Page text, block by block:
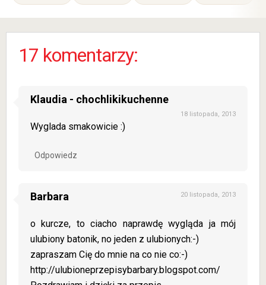
białek.
piekarni!
Przepyszne,
17 komentarzy:
Klaudia - chochlikikuchenne
18 listopada, 2013
Wyglada smakowicie :)
Odpowiedz
Barbara 20 listopada, 2013
o kurcze, to ciacho naprawdę wygląda ja mój
ulubiony batonik, no jeden z ulubionych:-)
zapraszam Cię do mnie na co nie co:-)
http://ulubioneprzepisybarbary.blogspot.com/